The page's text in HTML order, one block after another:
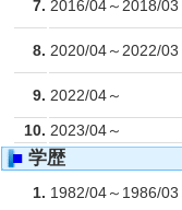
7. 2016/04～2018/03
8. 2020/04～2022/03
9. 2022/04～
10. 2023/04～
■ 学歴
1. 1982/04～1986/03